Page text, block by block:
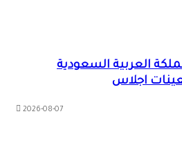
العربية السعودية
2026-08-07